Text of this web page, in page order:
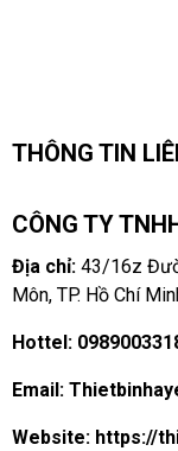
THÔNG TIN
CÔNG TY
Địa chỉ: 43/16z
Môn, TP. Hồ Chí
Hottel:
Email:
Website: https://